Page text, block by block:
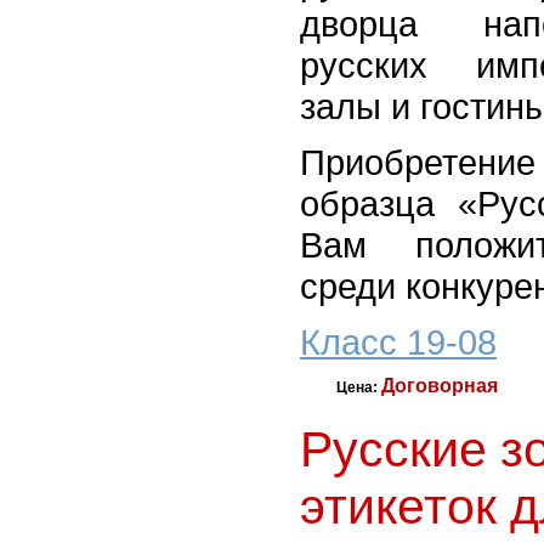
дворца
русских
залы и
образца
Вам
среди
Класс 19-08
Цена: Договорная
Русские
этикеток